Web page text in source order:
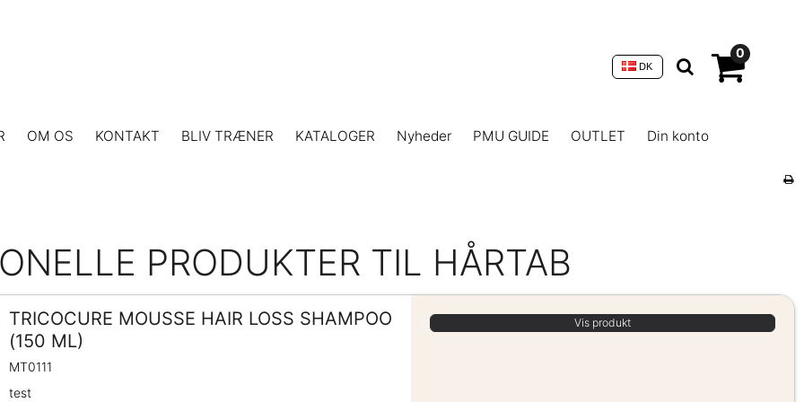
0
DK
OM OS KONTAKT BLIV TRÆNER KATALOGER Nyheder PMU GUIDE OUTLET Din konto
PRODUKTER TIL HÅRTAB
TRICOCURE MOUSSE HAIR LOSS SHAMPOO
(150 ML)
MT0111
test
Vis produkt